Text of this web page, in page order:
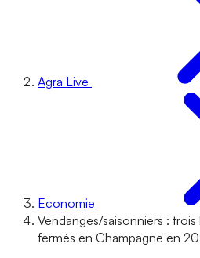
Agra Live
Economie
Vendanges/saisonniers :
fermés en Champagne en